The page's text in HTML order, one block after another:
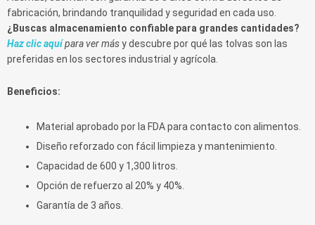
fabricación, brindando tranquilidad y seguridad en cada uso.
¿Buscas almacenamiento confiable para grandes cantidades?
Haz clic aquípara ver másy descubre por qué las tolvas son las
preferidas en los sectores industrial y agrícola.
Beneficios:
Material aprobado por la FDA para contacto con alimentos.
Diseño reforzado con fácil limpieza y mantenimiento.
Capacidad de 600 y 1,300 litros.
Opción de refuerzo al 20% y 40%.
Garantía de 3 años.